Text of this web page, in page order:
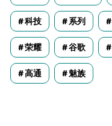
科技 系列
荣耀 谷歌
高通 魅族